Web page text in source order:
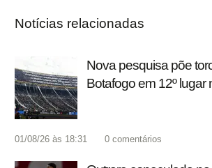
Notícias relacionadas
Nova pesquisa põe
Botafogo em 12º lugar
01/08/26 às 18:31 0 comentários